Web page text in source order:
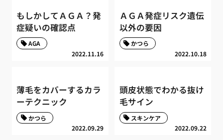
もしかしてＡＧＡ？発
症疑いの確認点
2022.11.16
AGA
ＡＧＡ発症リスク遺伝
以外の要因
2022.10.18
かつら
薄毛をカバーするカラ
ーテクニック
2022.09.29
かつら
頭皮状態でわかる抜け
毛サイン
2022.09.22
スキンケア